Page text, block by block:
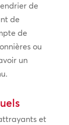
de
de
de
ou
un
et